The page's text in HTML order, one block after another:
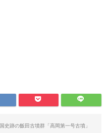
国史跡の飯田古墳群「高岡第一号古墳」